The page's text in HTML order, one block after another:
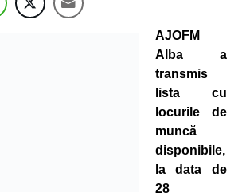
AJOFM
Alba a
transmis
lista cu
locurile de
muncă
disponibile,
la data de
28